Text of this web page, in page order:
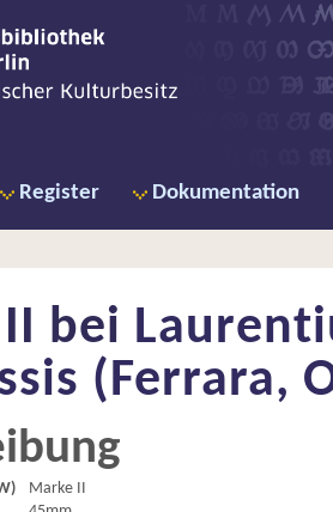
Register Dokumentation
bei
(Ferrara,
Marke II